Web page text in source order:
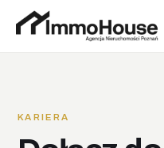
Wycena
KARIERA